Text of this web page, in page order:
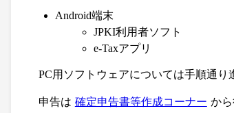
Android端末
JPKI利用者ソフト
e-Taxアプリ
PC用ソフトウェアについては手順通り
申告は 確定申告書等作成コーナー から